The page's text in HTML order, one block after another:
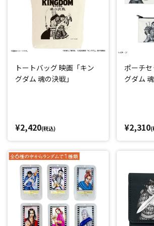
トートバッグ 映画「キン
グダム 魂の決戦」
¥2,420(税込)
ポーチ
グダム
¥2,310(